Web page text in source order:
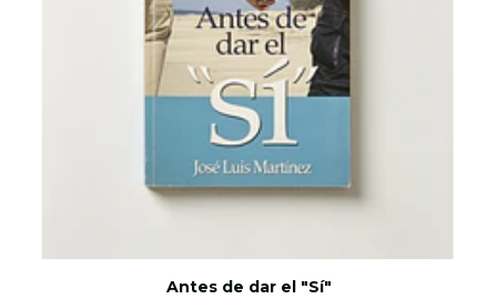
Antes de dar el "Sí"